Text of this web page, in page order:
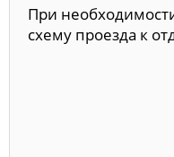
При
схему проезда к